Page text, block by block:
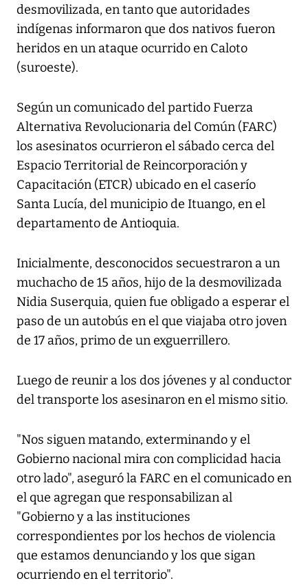
desmovilizada, en tanto que autoridades
indígenas informaron que dos nativos fueron
heridos en un ataque ocurrido en Caloto
(suroeste).
Según un comunicado del partido Fuerza
Alternativa Revolucionaria del Común (FARC)
los asesinatos ocurrieron el sábado cerca del
Espacio Territorial de Reincorporación y
Capacitación (ETCR) ubicado en el caserío
Santa Lucía, del municipio de Ituango, en el
departamento de Antioquia.
Inicialmente, desconocidos secuestraron a un
muchacho de 15 años, hijo de la desmovilizada
Nidia Suserquia, quien fue obligado a esperar el
paso de un autobús en el que viajaba otro joven
de 17 años, primo de un exguerrillero.
Luego de reunir a los dos jóvenes y al conductor
del transporte los asesinaron en el mismo sitio.
"Nos siguen matando, exterminando y el
Gobierno nacional mira con complicidad hacia
otro lado", aseguró la FARC en el comunicado en
el que agregan que responsabilizan al
"Gobierno y a las instituciones
correspondientes por los hechos de violencia
que estamos denunciando y los que sigan
ocurriendo en el territorio".